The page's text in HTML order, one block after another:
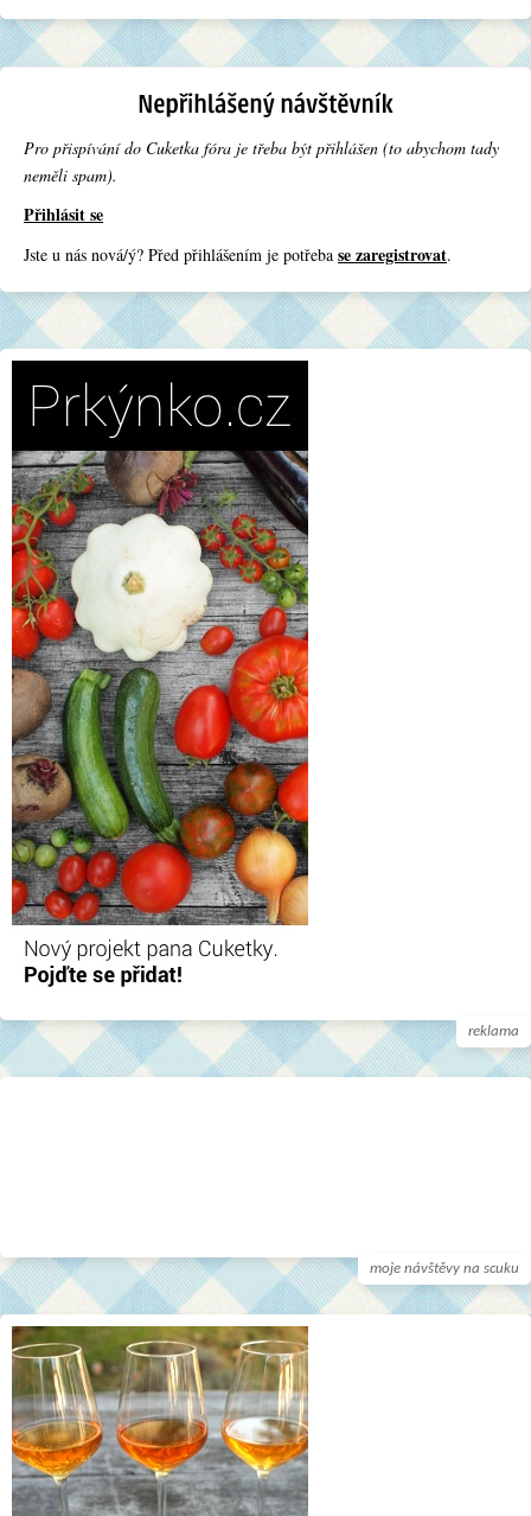
Pro přispívání do Cuketka fóra je třeba být přihlášen (to abychom tady
neměli spam).
Přihlásit se
Jste u nás nová/ý? Před přihlášením je potřeba se zaregistrovat.
reklama
moje návštěvy na scuku